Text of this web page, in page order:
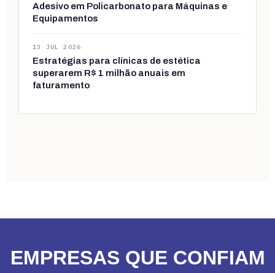
Adesivo em Policarbonato para Máquinas e
Equipamentos
13 JUL 2026
Estratégias para clínicas de estética
superarem R$ 1 milhão anuais em
faturamento
EMPRESAS QUE CONFIAM